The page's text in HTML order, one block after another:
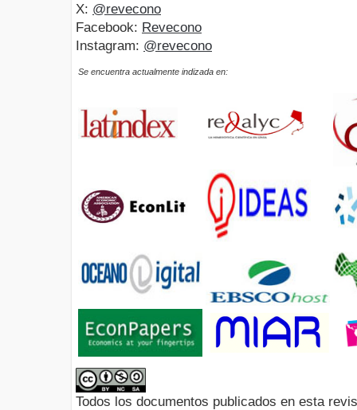
X: @revecono
Facebook: Revecono
Instagram: @revecono
Se encuentra actualmente indizada en:
Todos los documentos publicados en esta